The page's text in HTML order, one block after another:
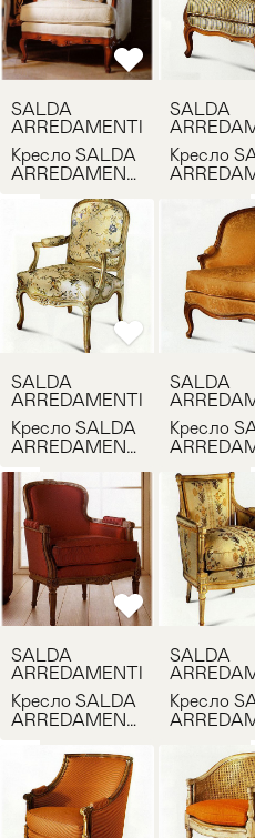
SALDA
ARREDAMENTI
Кресло SALDA
ARREDAMENTI
SALDA
Кресло
SALDA
ARREDAMENTI
Кресло SALDA
ARREDAMENTI
SALDA
Кресло
SALDA
ARREDAMENTI
Кресло SALDA
ARREDAMENTI
SALDA
Кресло